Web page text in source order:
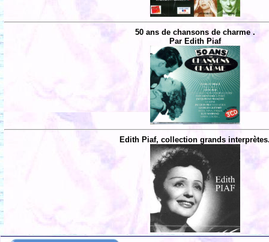
50 ans de chansons de charme .
Par Edith Piaf
Edith Piaf, collection grands